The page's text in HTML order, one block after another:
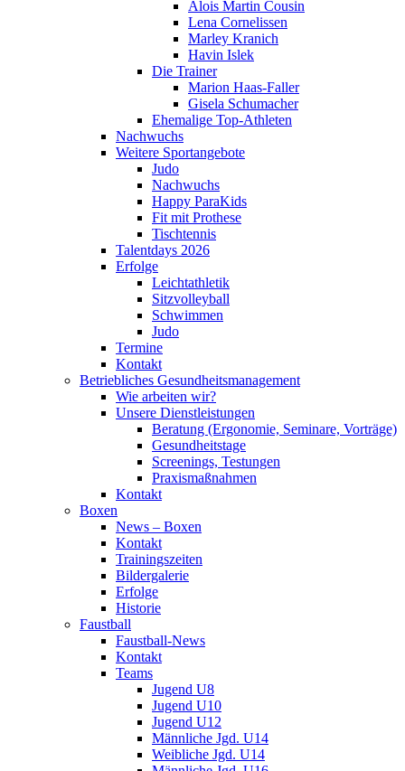
Alois Martin Cousin
Lena Cornelissen
Marley Kranich
Havin Islek
Die Trainer
Marion Haas-Faller
Gisela Schumacher
Ehemalige Top-Athleten
Nachwuchs
Weitere Sportangebote
Judo
Nachwuchs
Happy ParaKids
Fit mit Prothese
Tischtennis
Talentdays 2026
Erfolge
Leichtathletik
Sitzvolleyball
Schwimmen
Judo
Termine
Kontakt
Betriebliches Gesundheits­management
Wie arbeiten wir?
Unsere Dienstleistungen
Beratung (Ergonomie, Seminare, Vorträge)
Gesundheitstage
Screenings, Testungen
Praxismaßnahmen
Kontakt
Boxen
News – Boxen
Kontakt
Trainingszeiten
Bildergalerie
Erfolge
Historie
Faustball
Faustball-News
Kontakt
Teams
Jugend U8
Jugend U10
Jugend U12
Männliche Jgd. U14
Weibliche Jgd. U14